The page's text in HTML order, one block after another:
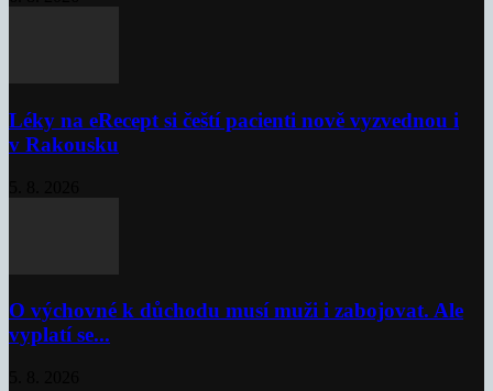
Léky na eRecept si čeští pacienti nově vyzvednou i
v Rakousku
O výchovné k důchodu musí muži i zabojovat. Ale
vyplatí se...